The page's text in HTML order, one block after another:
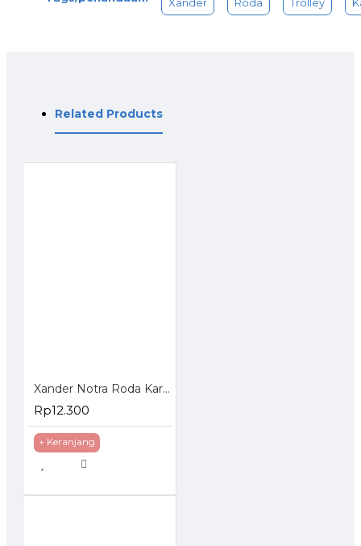
Related Products
Xander Notra Roda Karet Mati 3 inch - Roda Karet Troli Trolley Trolly
Rp12.300
+ Keranjang